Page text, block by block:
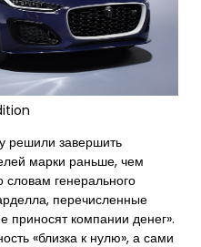
решили завершить
марки раньше, чем
словам генерального
перечисленные
приносят компании денег».
«близка к нулю», а сами